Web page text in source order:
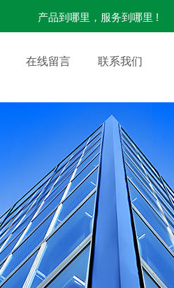
产品到哪里，服务到哪里 !
在线留言 联系我们